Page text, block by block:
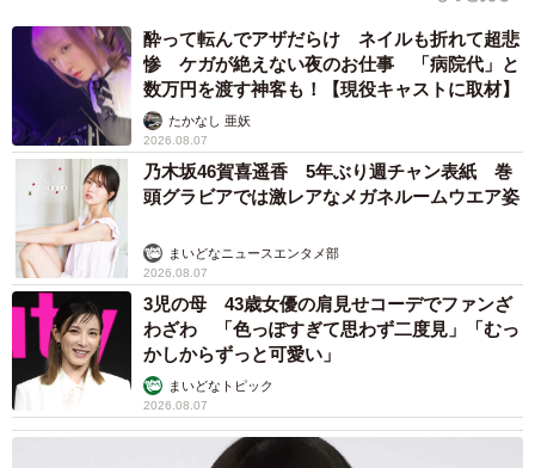
酔って転んでアザだらけ ネイルも折れて超悲
惨 ケガが絶えない夜のお仕事 「病院代」と
数万円を渡す神客も！【現役キャストに取材】
たかなし 亜妖
2026.08.07
乃木坂46賀喜遥香 5年ぶり週チャン表紙 巻
頭グラビアでは激レアなメガネルームウエア姿
まいどなニュースエンタメ部
2026.08.07
3児の母 43歳女優の肩見せコーデでファンざ
わざわ 「色っぽすぎて思わず二度見」「むっ
かしからずっと可愛い」
まいどなトピック
2026.08.07